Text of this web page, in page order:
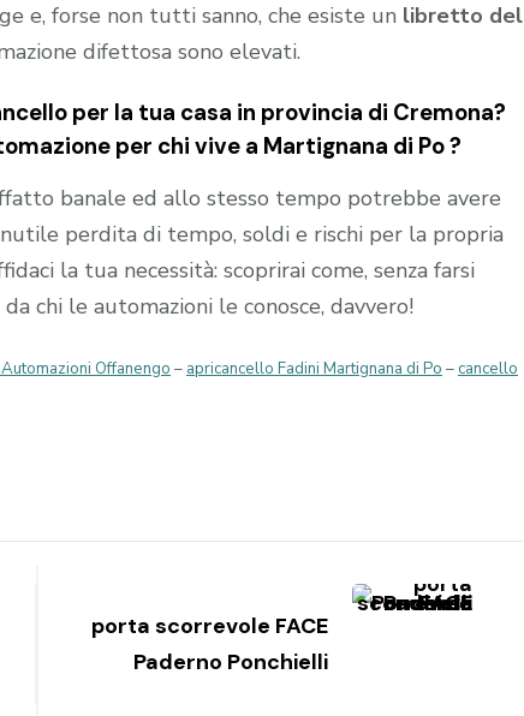
e, forse non tutti sanno, che esiste un libretto del
difettosa sono elevati.
per la tua casa in provincia di Cremona?
per chi vive a Martignana di Po?
banale ed allo stesso tempo potrebbe avere
perdita di tempo, soldi e rischi per la propria
la tua necessità: scoprirai come, senza farsi
chi le automazioni le conosce, davvero!
Offanengo – apricancello Fadini Martignana di Po –cancello
porta scorrevole FACE
Paderno Ponchielli